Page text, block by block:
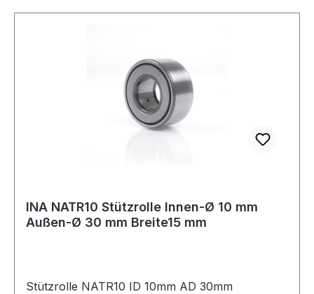
INA NATR10 Stützrolle Innen-Ø 10 mm
Außen-Ø 30 mm Breite15 mm
Stützrolle NATR10 ID 10mm AD 30mm